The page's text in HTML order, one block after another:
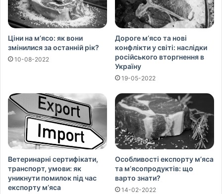
Ціни на м’ясо: як вони
змінилися за останній рік?
10-08-2022
Дороге м’ясо та нові
конфлікти у світі: наслідки
російського вторгнення в
Україну
19-05-2022
Ветеринарні сертифікати,
транспорт, умови: як
уникнути помилок під час
експорту м’яса
Особливості експорту м’яса
та м’ясопродуктів: що
варто знати?
14-02-2022